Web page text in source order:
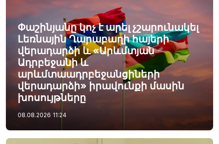
Փաշինյանը կոչ է արել չշարունակել
Լեռնային Ղարաբաղի հայերի
վերադարձի և «Արևմտյան
Ադրբեջանի և
արևմտաադրբեջանցիների
վերադարձի» իրավունքի մասին
խոսույթները
08.08.2026 11:24